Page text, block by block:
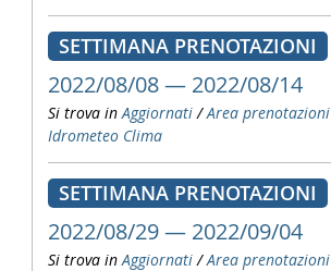
SETTIMANA PRENOTAZIONI
2022/08/08 — 2022/08/14
Si trova in Aggiornati /Area prenotazioni
Idrometeo Clima
SETTIMANA PRENOTAZIONI
2022/08/29 — 2022/09/04
Si trova in Aggiornati /Area prenotazioni